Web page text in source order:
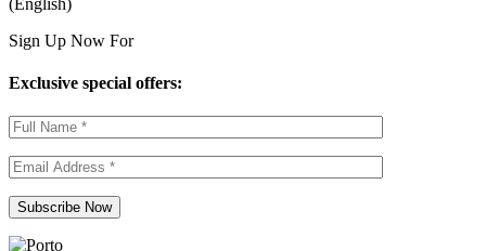
Sign Up Now For
Exclusive special offers: